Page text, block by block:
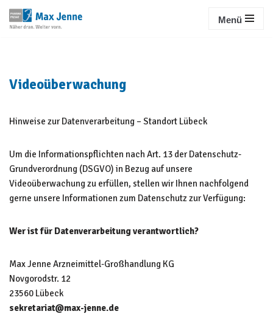
Menü
Videoüberwachung
Hinweise zur Datenverarbeitung – Standort Lübeck
Um die Informationspflichten nach Art. 13 der Datenschutz-
Grundverordnung (DSGVO) in Bezug auf unsere
Videoüberwachung zu erfüllen, stellen wir Ihnen nachfolgend
gerne unsere Informationen zum Datenschutz zur Verfügung:
Wer ist für Datenverarbeitung verantwortlich?
Max Jenne Arzneimittel-Großhandlung KG
Novgorodstr. 12
23560 Lübeck
sekretariat@max-jenne.de